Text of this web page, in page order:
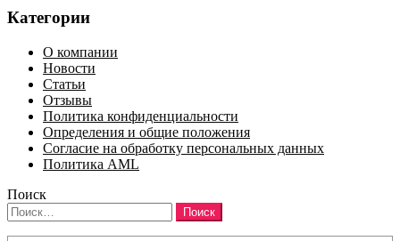
Категории
О компании
Новости
Статьи
Отзывы
Политика конфиденциальности
Определения и общие положения
Согласие на обработку персональных данных
Политика AML
Поиск
Найти: